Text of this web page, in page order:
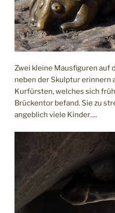
Zwei kleine Mausfiguren auf
neben der Skulptur erinnern
Kurfürsten, welches sich
Brückentor befand. Sie zu
angeblich viele Kinder….